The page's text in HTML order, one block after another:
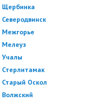
Щербинка
Северодвинск
Межгорье
Мелеуз
Учалы
Стерлитамак
Старый Оскол
Волжский